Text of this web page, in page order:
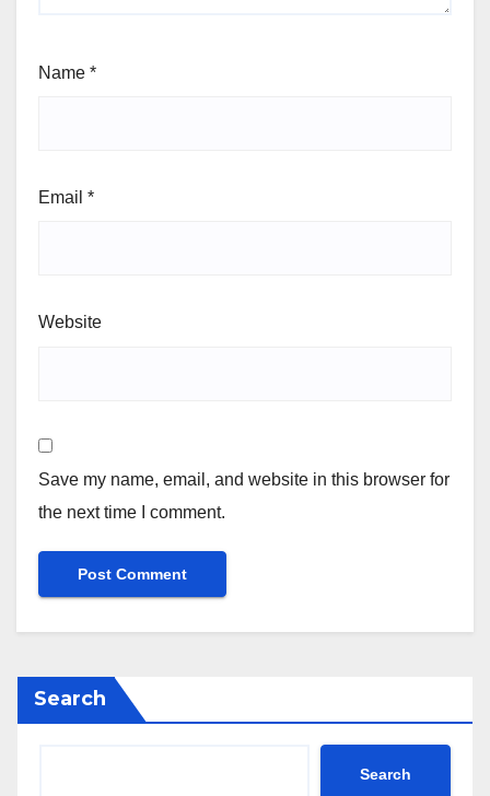
Name *
Email *
Website
Save my name, email, and website in this browser for
the next time I comment.
Search
Search